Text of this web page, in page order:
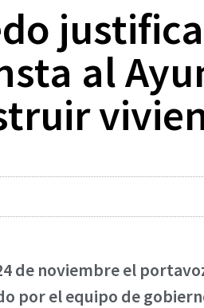
al
de noviembre el
por el equipo de